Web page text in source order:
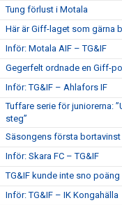
Tung förlust i Motala
Här är Giff-laget som gärna
Inför: Motala AIF – TG&IF
Gegerfelt ordnade en Giff-
Inför: TG&IF – Ahlafors IF
Tuffare serie för juniorerna:
steg”
Säsongens första bortavinst
Inför: Skara FC – TG&IF
TG&IF kunde inte sno
Inför: TG&IF – IK Kongahälla